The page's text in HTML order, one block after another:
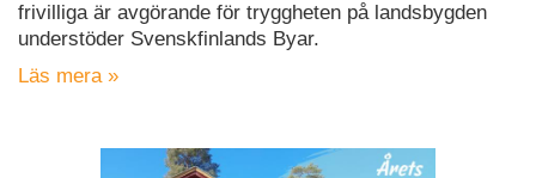
frivilliga är avgörande för tryggheten på landsbygden
understöder Svenskfinlands Byar.
Läs mera »